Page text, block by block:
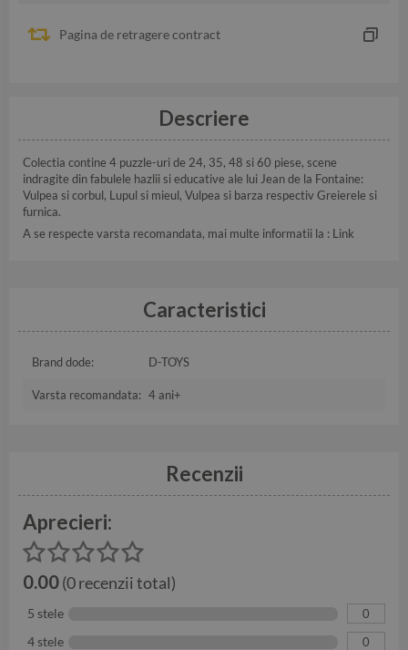
Pagina de retragere contract
Descriere
Colectia contine 4 puzzle-uri de 24, 35, 48 si 60 piese, scene
indragite din fabulele hazlii si educative ale lui Jean de la Fontaine:
Vulpea si corbul, Lupul si mieul, Vulpea si barza respectiv Greierele si
furnica.
A se respecte varsta recomandata, mai multe informatii la : Link
Caracteristici
Brand dode: D-TOYS
Varsta recomandata: 4 ani+
Recenzii
Aprecieri:
0.00(0 recenzii total)
5 stele 0
4 stele 0